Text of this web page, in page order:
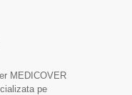
MEDICOVER
pe